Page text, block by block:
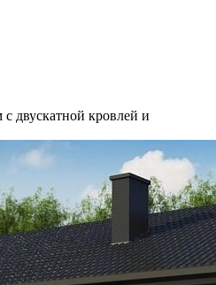
двускатной кровлей и